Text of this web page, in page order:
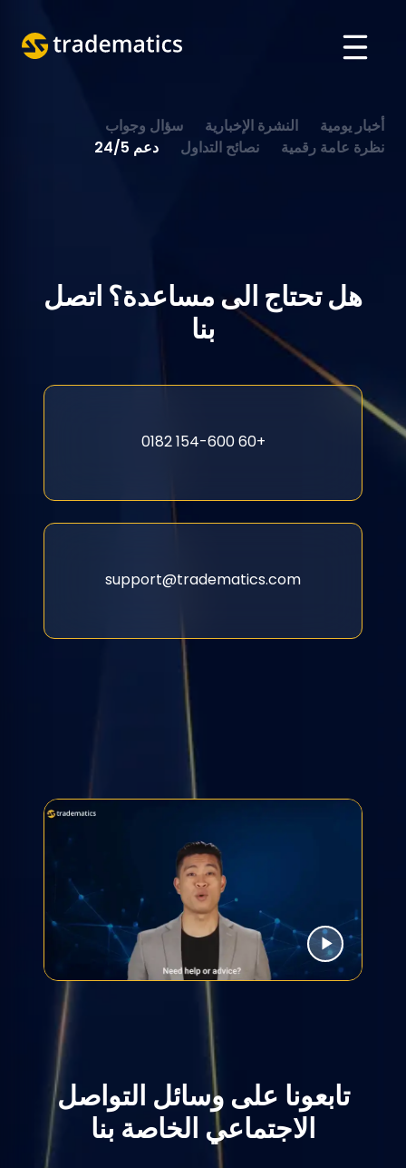
تداول
VIETNAMESE
أخبار يومية النشرة الإخبارية
سؤال وجواب
نظرة عامة رقمية
نصائح التداول دعم 24/5
هل تحتاج الى مساعدة؟ اتصل
بنا
+60 154-600 0182
support@tradematics.com
تابعونا على وسائل التواصل
الاجتماعي الخاصة بنا